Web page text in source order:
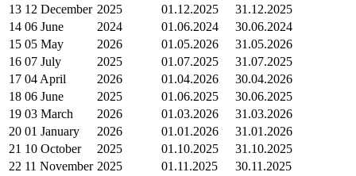
13 12 December 2025 01.12.2025
31.12.2025
14 06 June 2024 01.06.2024
30.06.2024
15 05 May 2026 01.05.2026
31.05.2026
16 07 July 2025 01.07.2025
31.07.2025
17 04 April 2026 01.04.2026
30.04.2026
18 06 June 2025 01.06.2025
30.06.2025
19 03 March 2026 01.03.2026
31.03.2026
20 01 January 2026 01.01.2026
31.01.2026
21 10 October 2025 01.10.2025
31.10.2025
22 11 November 2025 01.11.2025
30.11.2025